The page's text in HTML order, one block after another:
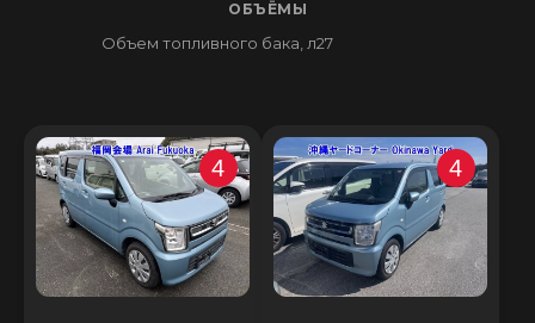
ОБЪЁМЫ
Объем топливного бака, л27
4 4